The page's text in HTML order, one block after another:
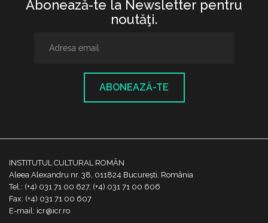
Abonează-te la Newsletter pentru
noutăţi.
ABONEAZĂ-TE
INSTITUTUL CULTURAL ROMÂN
Aleea Alexandru nr. 38, 011824 București, România
Tel.: (+4) 031 71 00 627, (+4) 031 71 00 606
Fax: (+4) 031 71 00 607
E-mail: icr@icr.ro